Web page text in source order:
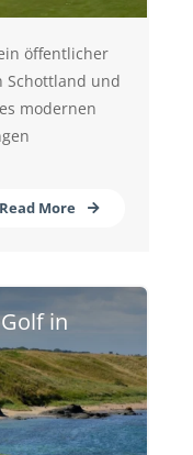
öffentlicher
Schottland und
modernen
Read More
in